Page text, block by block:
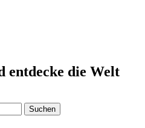
entdecke die Welt